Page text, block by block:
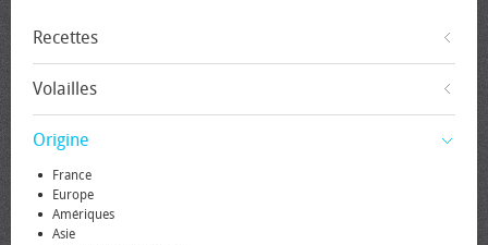
Recettes
Volailles
Origine
France
Europe
Amériques
Asie